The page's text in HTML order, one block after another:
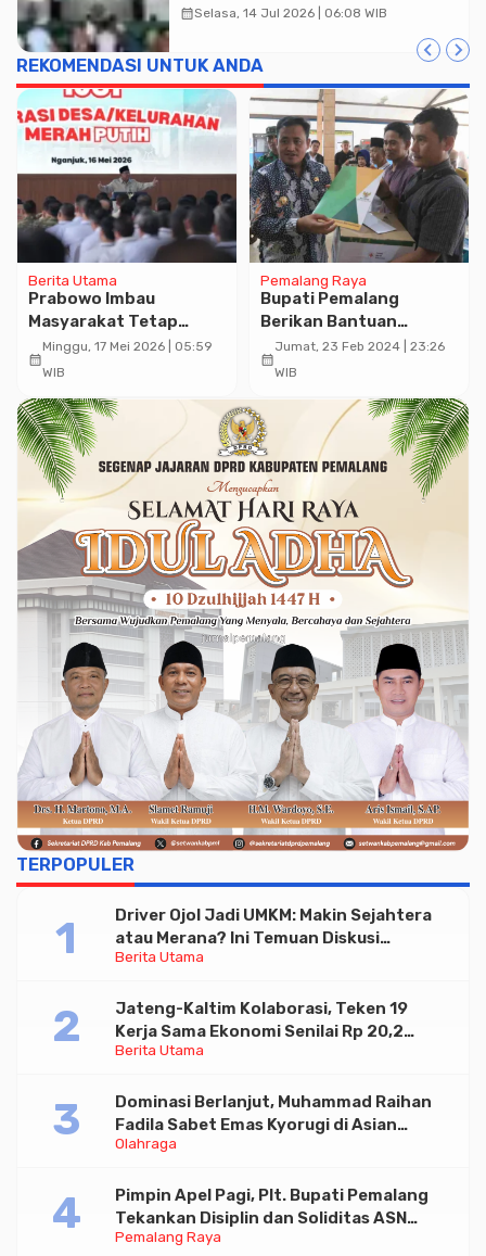
Banyumas
calendar_monthSelasa, 14 Jul 2026 | 06:08 WIB
REKOMENDASI UNTUK ANDA
Berita Utama
Prabowo Imbau
Masyarakat Tetap
Tenang Soal Ekonomi RI
di Tengah Gejolak Dunia
calendar_month
Minggu, 17 Mei 2026 | 05:59
WIB
Pemalang Raya
Bupati Pemalang
Berikan Bantuan
Kepada Korban Bencan
Angin Puting Beliung
calendar_month
Jumat, 23 Feb 2024 | 23:26
WIB
TERPOPULER
Berita Utama
Driver Ojol Jadi UMKM: Makin Sejahtera
atau Merana? Ini Temuan Diskusi
Paramadina
Berita Utama
Jateng-Kaltim Kolaborasi, Teken 19
Kerja Sama Ekonomi Senilai Rp 20,2
Triliun
Olahraga
Dominasi Berlanjut, Muhammad Raihan
Fadila Sabet Emas Kyorugi di Asian
Taekwondo Indonesia Open 2026
Pemalang Raya
Pimpin Apel Pagi, Plt. Bupati Pemalang
Tekankan Disiplin dan Soliditas ASN
untuk Pelayanan Publik